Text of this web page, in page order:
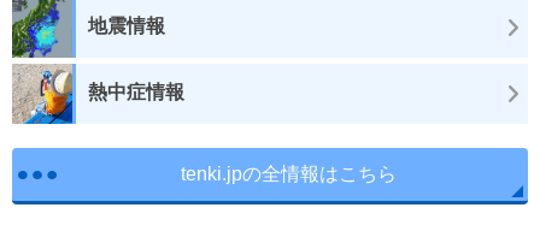
地震情報
熱中症情報
tenki.jpの全情報はこちら